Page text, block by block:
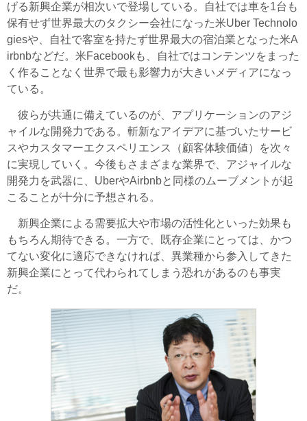
げる新興企業が相次いで登場している。自社では車を1台も
保有せず世界最大のタクシー会社になった米Uber Technolo
giesや、自社で客室を持たず世界最大の宿泊業となった米A
irbnbなどだ。米Facebookも、自社ではコンテンツをまった
く作ることなく世界で最も影響力が大きいメディアになっ
ている。
彼らが共通に備えているのが、アプリケーションのアジ
ャイルな開発力である。斬新なアイデアに基づいたサービ
スやカスタマーエクスペリエンス（顧客体験価値）を次々
に実現していく。今後もさまざまな業界で、アジャイルな
開発力を武器に、UberやAirbnbと同様のムーブメントが起
こることが十分に予想される。
新興企業による需要拡大や市場の活性化といった効果も
もちろん期待できる。一方で、既存企業にとっては、かつ
てない変化に適応できなければ、異業種から参入してきた
新興企業にとって代わられてしまう恐れがあるのも事実
だ。